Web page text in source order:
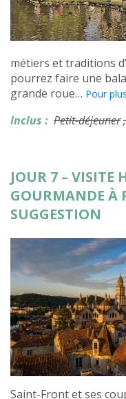
métiers et traditions
pourrez faire une
grande roue… Pour
Inclus : Petit-déjeuner
JOUR 7 – VISITE
GOURMANDE À
SUGGESTION
Saint-Front et ses